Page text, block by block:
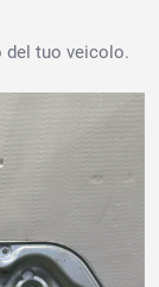
del tuo veicolo.